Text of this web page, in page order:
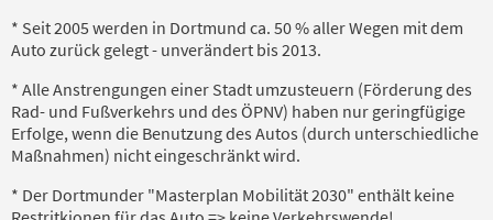
* Seit 2005 werden in Dortmund ca. 50 % aller Wegen mit dem
Auto zurück gelegt - unverändert bis 2013.
* Alle Anstrengungen einer Stadt umzusteuern (Förderung des
Rad- und Fußverkehrs und des ÖPNV) haben nur geringfügige
Erfolge, wenn die Benutzung des Autos (durch unterschiedliche
Maßnahmen) nicht eingeschränkt wird.
* Der Dortmunder "Masterplan Mobilität 2030" enthält keine